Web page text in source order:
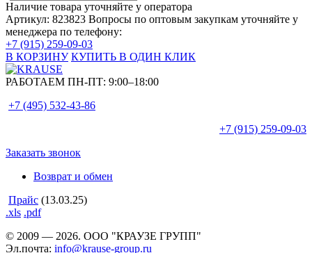
Наличие товара уточняйте у оператора
Артикул: 823823 Вопросы по оптовым закупкам уточняйте у
менеджера по телефону:
+7 (915) 259-09-03
В КОРЗИНУ КУПИТЬ В ОДИН КЛИК
РАБОТАЕМ ПН-ПТ: 9:00–18:00
+7 (495) 532-43-86
+7 (915) 259-09-03
Заказать звонок
Возврат и обмен
Прайс (13.03.25)
.xls .pdf
© 2009 — 2026. ООО "КРАУЗЕ ГРУПП"
Эл.почта: info@krause-group.ru